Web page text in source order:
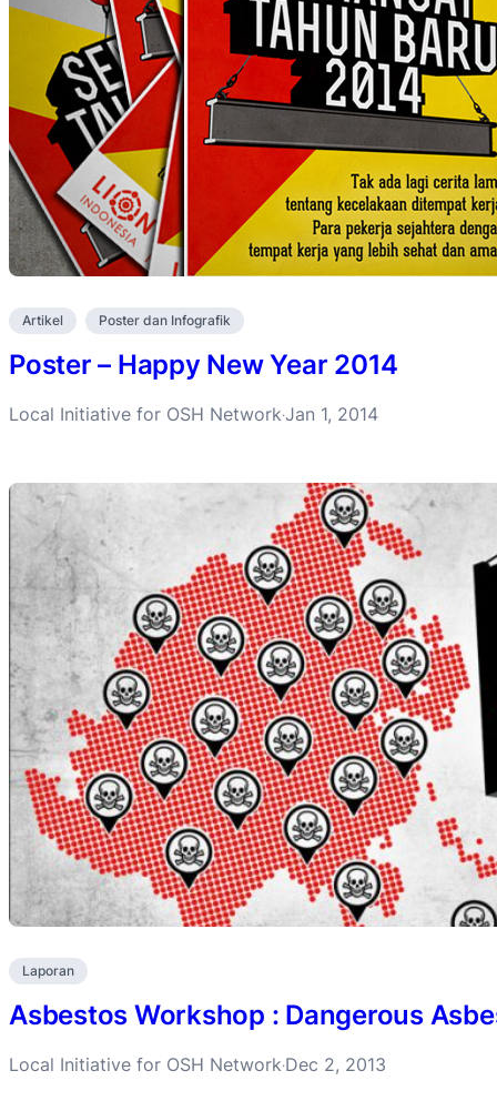
Artikel Poster dan Infografik
Poster – Happy New Year 2014
Local Initiative for OSH Network·Jan 1, 2014
Laporan
Asbestos Workshop : Dangerous
Local Initiative for OSH Network·Dec 2, 2013